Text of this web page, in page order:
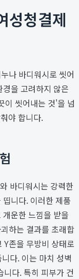
성청결제
나 바디워시로 씻어
을 고려하지 않은
이 씻어내는 것'을 넘
야 합니다.
바디워시는 강력한
니다. 이러한 제품
운한 느낌을 받을
하는 결과를 초래합
존을 무방비 상태로
다. 이는 마치 성벽
다. 특히 피부가 건